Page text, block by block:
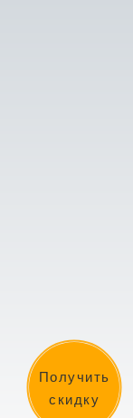
Получить
скидку